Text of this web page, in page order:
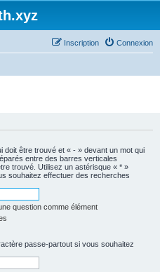
Connexion
Inscription
doit être trouvé et « - » devant un mot qui
entre des barres verticales
trouvé. Utilisez un astérisque « * »
souhaitez effectuer des recherches
question comme élément
passe-partout si vous souhaitez